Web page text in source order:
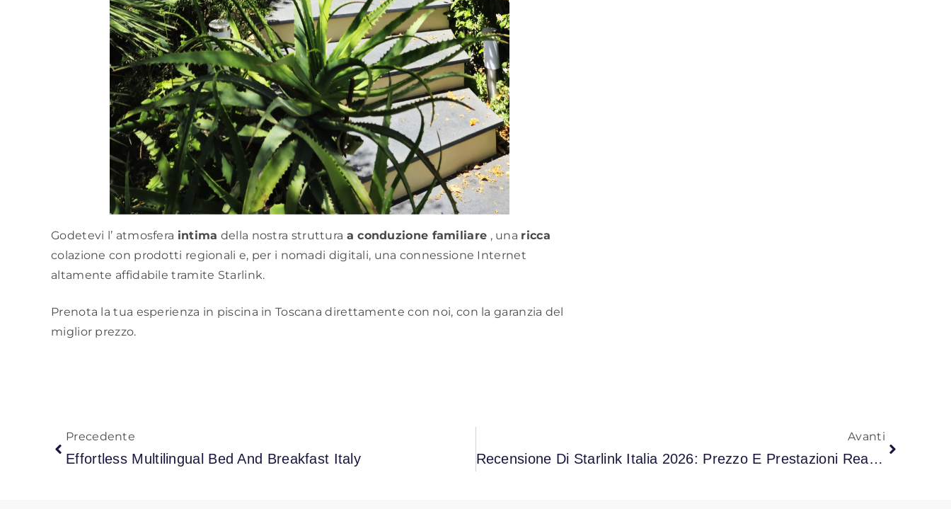
Godetevi l’ atmosfera intima della nostra struttura a conduzione familiare , una ricca
colazione con prodotti regionali e, per i nomadi digitali, una connessione Internet
altamente affidabile tramite Starlink.
Prenota la tua esperienza in piscina in Toscana direttamente con noi, con la garanzia del
miglior prezzo.
Precedente
Effortless Multilingual Bed And Breakfast Italy
Avanti
Recensione Di Starlink Italia 2026: Prezzo E Prestazioni Reali Per I Nomadi Digitali.